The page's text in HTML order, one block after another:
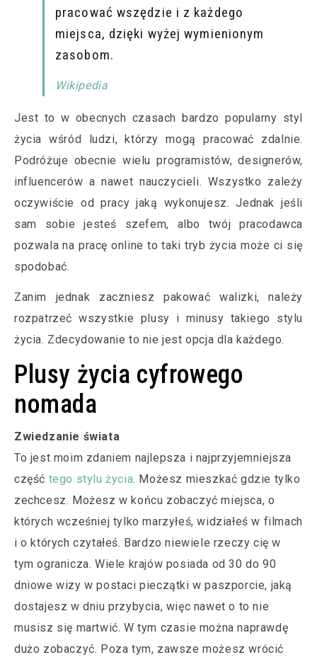
pracować wszędzie i z każdego
miejsca, dzięki wyżej wymienionym
zasobom.
Wikipedia
Jest to w obecnych czasach bardzo popularny styl
życia wśród ludzi, którzy mogą pracować zdalnie.
Podróżuje obecnie wielu programistów, designerów,
influencerów a nawet nauczycieli. Wszystko zależy
oczywiście od pracy jaką wykonujesz. Jednak jeśli
sam sobie jesteś szefem, albo twój pracodawca
pozwala na pracę online to taki tryb życia może ci się
spodobać.
Zanim jednak zaczniesz pakować walizki, należy
rozpatrzeć wszystkie plusy i minusy takiego stylu
życia. Zdecydowanie to nie jest opcja dla każdego.
Plusy życia cyfrowego
nomada
Zwiedzanie świata
To jest moim zdaniem najlepsza i najprzyjemniejsza
część tego stylu życia. Możesz mieszkać gdzie tylko
zechcesz. Możesz w końcu zobaczyć miejsca, o
których wcześniej tylko marzyłeś, widziałeś w filmach
i o których czytałeś. Bardzo niewiele rzeczy cię w
tym ogranicza. Wiele krajów posiada od 30 do 90
dniowe wizy w postaci pieczątki w paszporcie, jaką
dostajesz w dniu przybycia, więc nawet o to nie
musisz się martwić. W tym czasie można naprawdę
dużo zobaczyć. Poza tym, zawsze możesz wrócić